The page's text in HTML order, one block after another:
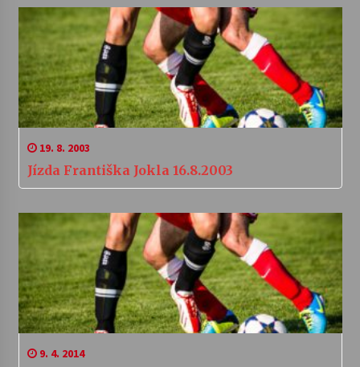
19. 8. 2003
Jízda Františka Jokla 16.8.2003
9. 4. 2014